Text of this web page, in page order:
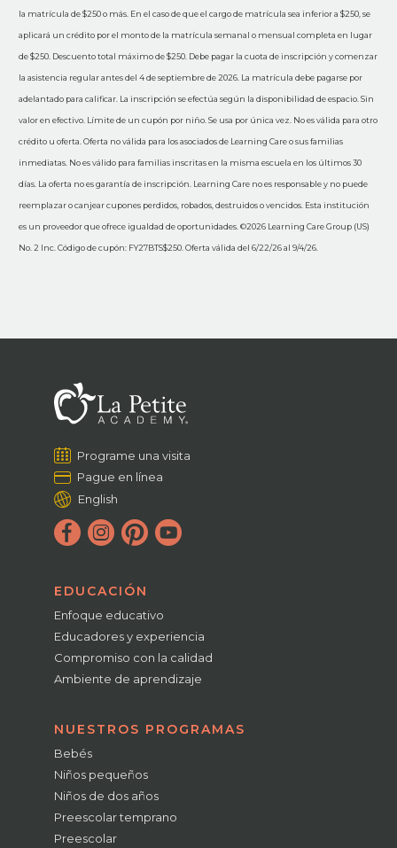
la matrícula de $250 o más. En el caso de que el cargo de matrícula sea inferior a $250, se
aplicará un crédito por el monto de la matrícula semanal o mensual completa en lugar
de $250. Descuento total máximo de $250. Debe pagar la cuota de inscripción y comenzar
la asistencia regular antes del 4 de septiembre de 2026. La matrícula debe pagarse por
adelantado para calificar. La inscripción se efectúa según la disponibilidad de espacio. Sin
valor en efectivo. Límite de un cupón por niño. Se usa por única vez. No es válida para otro
crédito u oferta. Oferta no válida para los asociados de Learning Care o sus familias
inmediatas. No es válido para familias inscritas en la misma escuela en los últimos 30
días. La oferta no es garantía de inscripción. Learning Care no es responsable y no puede
reemplazar o canjear cupones perdidos, robados, destruidos o vencidos. Esta institución
es un proveedor que ofrece igualdad de oportunidades. ©2026 Learning Care Group (US)
No. 2 Inc. Código de cupón: FY27BTS$250. Oferta válida del 6/22/26 al 9/4/26.
Programe una visita
Pague en línea
English
EDUCACIÓN
Enfoque educativo
Educadores y experiencia
Compromiso con la calidad
Ambiente de aprendizaje
NUESTROS PROGRAMAS
Bebés
Niños pequeños
Niños de dos años
Preescolar temprano
Preescolar